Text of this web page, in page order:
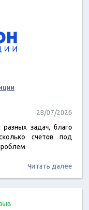
28/07/2026
задач, благо
счетов под
Читать далее